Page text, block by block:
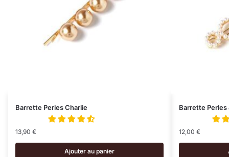
Barrette Perles Charlie
13,90 €
Ajouter au panier
Barrette Perles
12,00 €